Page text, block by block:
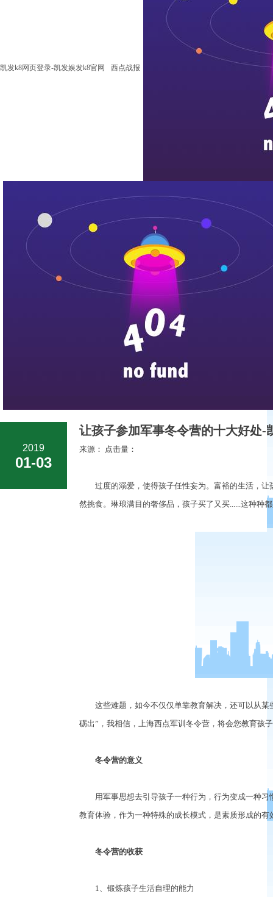
凯发k8网页登录-凯发娱发k8官网 西点战报
2019
01-03
让孩子参加军事冬令营的十大好处-
来源： 点击量：
过度的溺爱，使得孩子任性妄为。富裕的生活，让
然挑食。琳琅满目的奢侈品，孩子买了又买......这种种
这些难题，如今不仅仅单靠教育解决，还可以从某
砺出”，我相信，上海西点军训冬令营，将会您教育孩
冬令营的意义
用军事思想去引导孩子一种行为，行为变成一种习
教育体验，作为一种特殊的成长模式，是素质形成的有
冬令营的收获
1、锻炼孩子生活自理的能力